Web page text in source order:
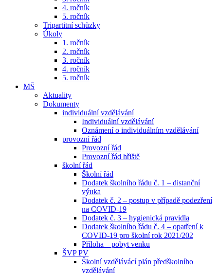
4. ročník
5. ročník
Tripartitní schůzky
Úkoly
1. ročník
2. ročník
3. ročník
4. ročník
5. ročník
MŠ
Aktuality
Dokumenty
individuální vzdělávání
Individuální vzdělávání
Oznámení o individuálním vzdělávání
provozní řád
Provozní řád
Provozní řád hřiště
školní řád
Školní řád
Dodatek školního řádu č. 1 – distanční
výuka
Dodatek č. 2 – postup v případě podezření
na COVID-19
Dodatek č. 3 – hygienická pravidla
Dodatek školního řádu č. 4 – opatření k
COVID-19 pro školní rok 2021/202
Příloha – pobyt venku
ŠVP PV
Školní vzdělávácí plán předškolního
vzdělávání